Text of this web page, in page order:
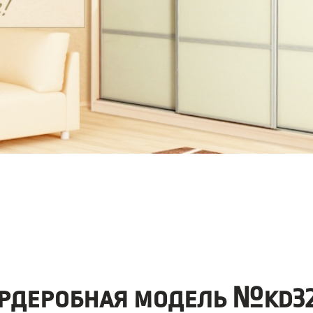
модель